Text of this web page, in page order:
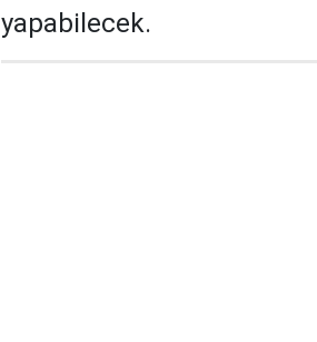
yapabilecek.